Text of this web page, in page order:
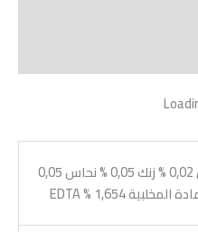
حديد 0,10 % بورون 0,02 % زنك 0,05 % نحاس 0,05